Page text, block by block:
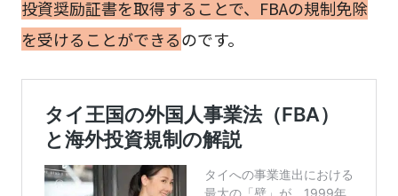
投資奨励証書を取得することで、FBAの規制免除
を受けることができるのです。